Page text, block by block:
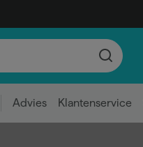
Advies Klantenservice